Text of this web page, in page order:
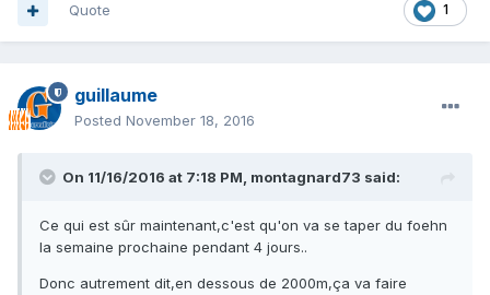
1
Quote
guillaume
Posted November 18, 2016
On 11/16/2016 at 7:18 PM, montagnard73 said:
Ce qui est sûr maintenant,c'est qu'on va se taper du foehn
la semaine prochaine pendant 4 jours..
Donc autrement dit,en dessous de 2000m,ça va faire